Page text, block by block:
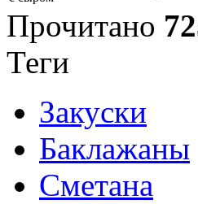
Прочитано
Теги
Закуски
Баклажаны
Сметана